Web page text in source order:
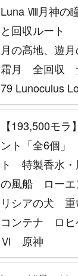
Luna Ⅷ月神の
と回収ルート
月の高地、遊
霜月 全回収
79 Lunoculus
【193,500モ
ント「全6個
ト 特製香水
の風船 ロー
リシアの犬 重
コンテナ ロ
Ⅵ 原神